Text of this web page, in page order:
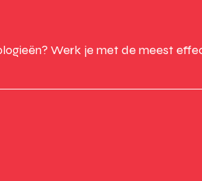
Werk je met de meest